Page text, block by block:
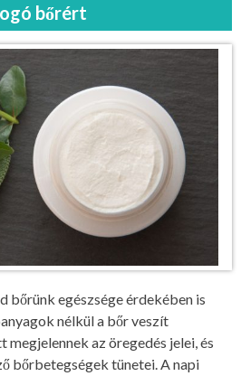
bőrért
bőrünk egészsége érdekében is
nélkül a bőr veszít
megjelennek az öregedés jelei, és
bőrbetegségek tünetei. A napi